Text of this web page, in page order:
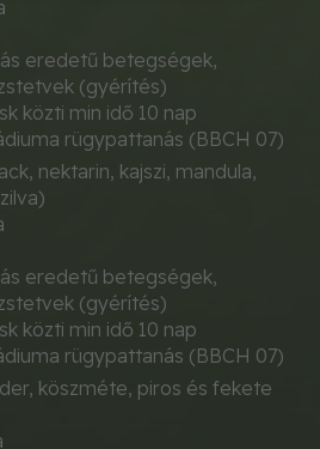
eredetű betegségek,
(gyérítés)
közti min idő 10 nap
rügypattanás (BBCH 07)
nektarin, kajszi, mandula,
eredetű betegségek,
(gyérítés)
közti min idő 10 nap
rügypattanás (BBCH 07)
köszméte, piros és fekete